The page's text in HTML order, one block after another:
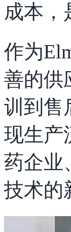
成本，
作为
善的供
训到售
现生产
药企业
技术的